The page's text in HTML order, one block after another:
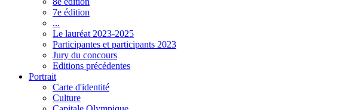
7e édition
...
Le lauréat 2023-2025
Participantes et participants 2023
Jury du concours
Editions précédentes
Portrait
Carte d'identité
Culture